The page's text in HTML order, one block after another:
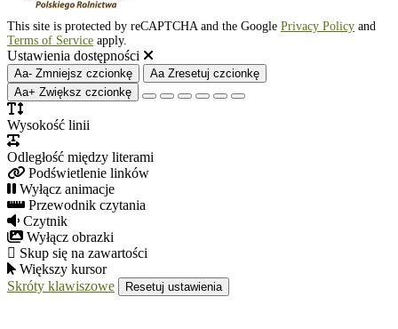
This site is protected by reCAPTCHA and the Google Privacy Policy and
Terms of Service apply.
Ustawienia dostępności
Aa- Zmniejsz czcionkę Aa Zresetuj czcionkę
Aa+ Zwiększ czcionkę
Wysokość linii
Odległość między literami
Podświetlenie linków
Wyłącz animacje
Przewodnik czytania
Czytnik
Wyłącz obrazki
Skup się na zawartości
Większy kursor
Skróty klawiszowe
Resetuj ustawienia